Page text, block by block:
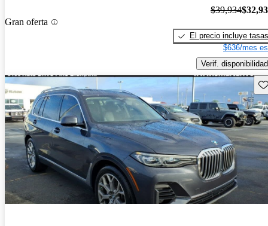
Gran oferta
$39,934
El precio incluye tasas
$636/mes
Verif. disponibilidad